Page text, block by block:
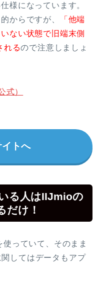
様になっています。
からですが、
「他端
ない状態で旧端末側
れるので注意しましょ
式）
トへ
る人はIIJmioの
だけ！
っていて、そのまま
してはデータもアプ